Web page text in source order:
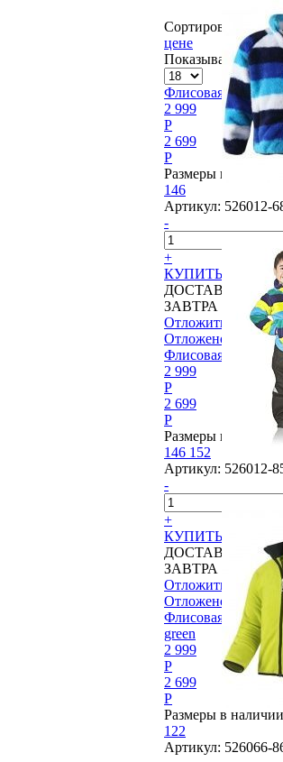
Сортировать по
цене
Показывать по:
Флисовая куртка
2 999
P
2 699
P
Размеры в наличии:
146
Артикул: 526012-
-
+
КУПИТЬ
ДОСТАВИМ
ЗАВТРА
Отложить
Отложено
Флисовая куртка
2 999
P
2 699
P
Размеры в
146 152
Артикул: 526012-
-
+
КУПИТЬ
ДОСТАВИМ
ЗАВТРА
Отложить
Отложено
Флисовая куртка
green
2 999
P
2 699
P
Размеры в
122
Артикул: 526066-